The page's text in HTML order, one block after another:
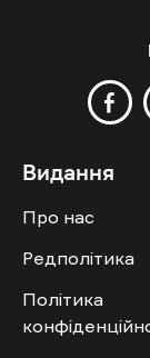
Видання
Про нас
Редполітика
Політика